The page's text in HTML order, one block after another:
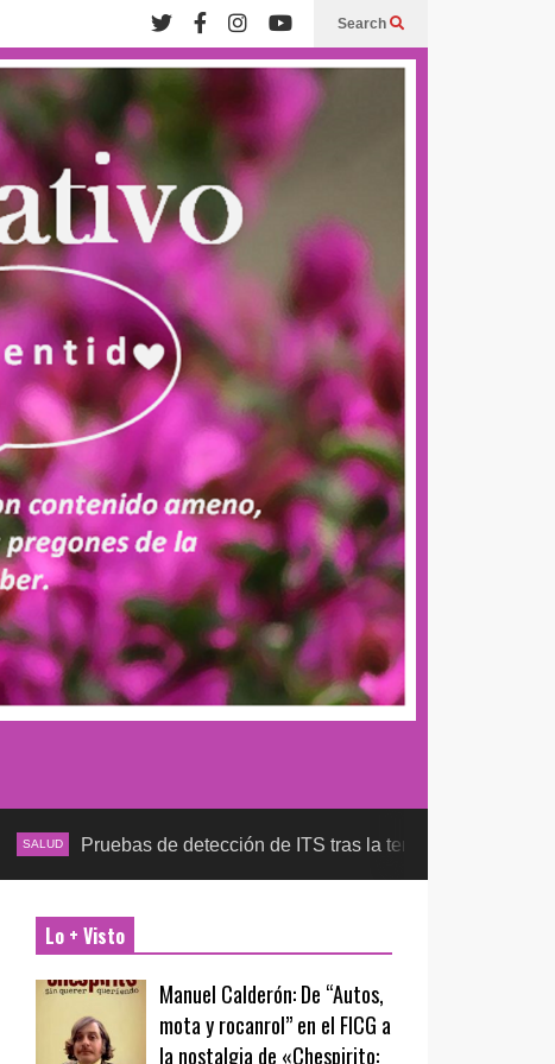
Search
Pruebas de detección de ITS tras la temporada futbolera,
Lo + Visto
Manuel Calderón: De “Autos,
mota y rocanrol” en el FICG a
la nostalgia de «Chespirito: